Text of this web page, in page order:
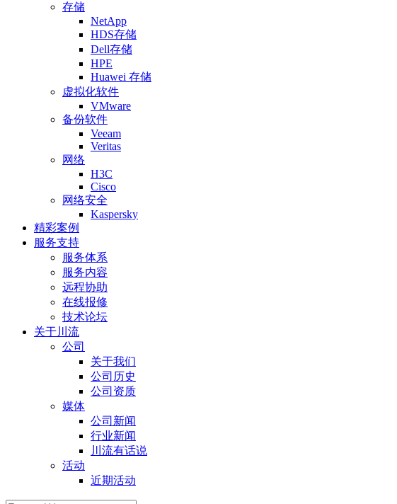
存储
NetApp
HDS存储
Dell存储
HPE
Huawei 存储
虚拟化软件
VMware
备份软件
Veeam
Veritas
网络
H3C
Cisco
网络安全
Kaspersky
精彩案例
服务支持
服务体系
服务内容
远程协助
在线报修
技术论坛
关于川流
公司
关于我们
公司历史
公司资质
媒体
公司新闻
行业新闻
川流有话说
活动
近期活动